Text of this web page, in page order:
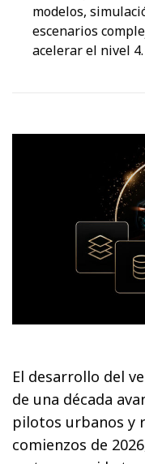
modelos,
escenarios
acelerar el nivel 4.
El desarrollo del
de una década
pilotos urbanos y
comienzos de